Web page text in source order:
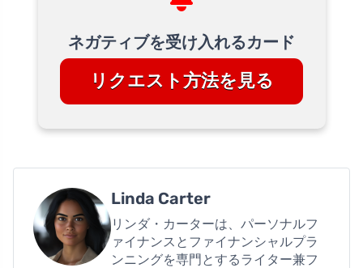
ネガティブを受け入れるカード
リクエスト方法を見る
Linda Carter
リンダ・カーターは、パーソナルフ
ァイナンスとファイナンシャルプラ
ンニングを専門とするライター兼フ